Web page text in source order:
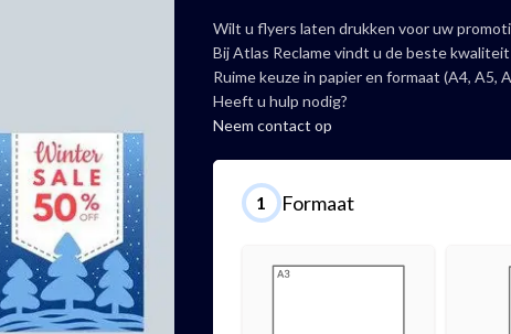
Wilt u flyers laten drukken voor uw
Bij Atlas Reclame vindt u de beste
Ruime keuze in papier en formaat (A4,
Heeft u hulp nodig?
Neem contact op
1 Formaat